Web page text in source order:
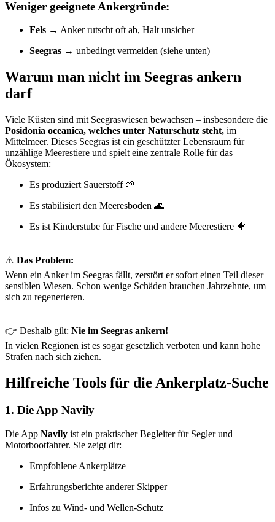
Weniger geeignete Ankergründe:
Fels → Anker rutscht oft ab, Halt unsicher
Seegras → unbedingt vermeiden (siehe unten)
Warum man nicht im Seegras ankern
darf
Viele Küsten sind mit Seegraswiesen bewachsen – insbesondere die
Posidonia oceanica, welches unter Naturschutz steht, im
Mittelmeer. Dieses Seegras ist ein geschützter Lebensraum für
unzählige Meerestiere und spielt eine zentrale Rolle für das
Ökosystem:
Es produziert Sauerstoff 🌱
Es stabilisiert den Meeresboden 🌊
Es ist Kinderstube für Fische und andere Meerestiere 🐠
⚠️ Das Problem:
Wenn ein Anker im Seegras fällt, zerstört er sofort einen Teil dieser
sensiblen Wiesen. Schon wenige Schäden brauchen Jahrzehnte, um
sich zu regenerieren.
👉 Deshalb gilt: Nie im Seegras ankern!
In vielen Regionen ist es sogar gesetzlich verboten und kann hohe
Strafen nach sich ziehen.
Hilfreiche Tools für die Ankerplatz-Suche
1. Die App Navily
Die App Navily ist ein praktischer Begleiter für Segler und
Motorbootfahrer. Sie zeigt dir:
Empfohlene Ankerplätze
Erfahrungsberichte anderer Skipper
Infos zu Wind- und Wellen-Schutz